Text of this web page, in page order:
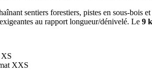
sentiers forestiers, pistes en sous-bois
au rapport longueur/dénivelé. Le 9
XXS